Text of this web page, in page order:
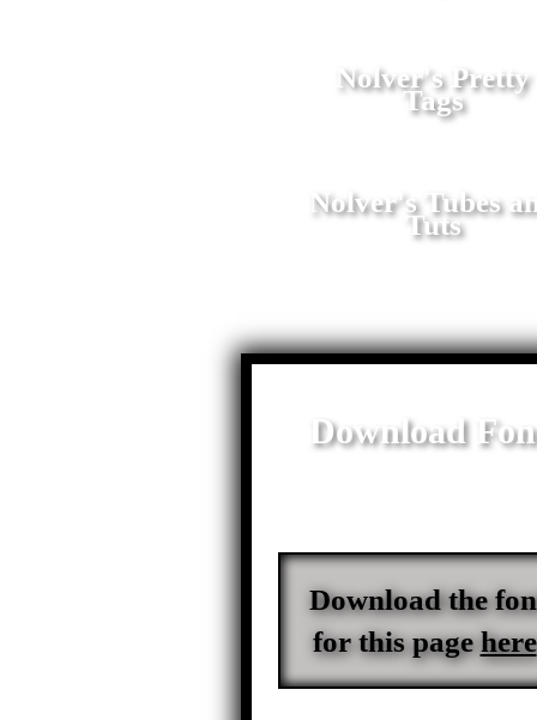
Nolver's Pretty
Tags
Nolver's Tubes
Tuts
Download
Download the
for this pagehere